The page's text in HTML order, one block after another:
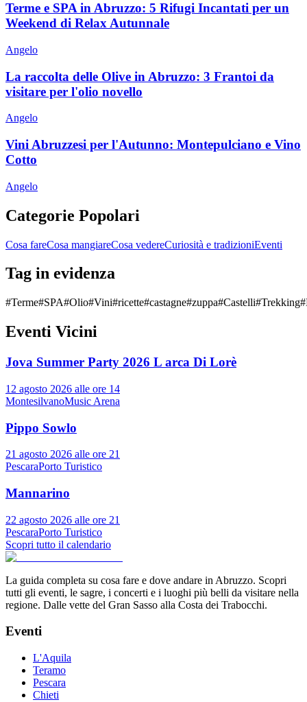
Terme e SPA in Abruzzo: 5 Rifugi Incantati per un
Weekend di Relax Autunnale
Angelo
La raccolta delle Olive in Abruzzo: 3 Frantoi da
visitare per l'olio novello
Angelo
Vini Abruzzesi per l'Autunno: Montepulciano e Vino
Cotto
Angelo
Categorie Popolari
Cosa fareCosa mangiareCosa vedereCuriosità e tradizioniEventi
Tag in evidenza
#Terme#SPA#Olio#Vini#ricette#castagne#zuppa#Castelli#Trekking#
Eventi Vicini
Jova Summer Party 2026 L arca Di Lorè
12 agosto 2026 alle ore 14
MontesilvanoMusic Arena
Pippo Sowlo
21 agosto 2026 alle ore 21
PescaraPorto Turistico
Mannarino
22 agosto 2026 alle ore 21
PescaraPorto Turistico
Scopri tutto il calendario
La guida completa su cosa fare e dove andare in Abruzzo. Scopri
tutti gli eventi, le sagre, i concerti e i luoghi più belli da visitare nella
regione. Dalle vette del Gran Sasso alla Costa dei Trabocchi.
Eventi
L'Aquila
Teramo
Pescara
Chieti